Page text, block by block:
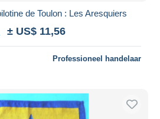
de Toulon : Les Aresquiers
± US$ 11,56
Professioneel handelaar